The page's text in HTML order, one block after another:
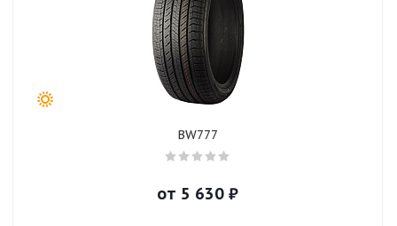
BW777
от 5 630 ₽